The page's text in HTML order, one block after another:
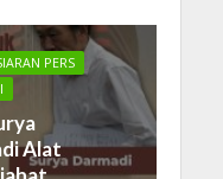
PERS
Alat